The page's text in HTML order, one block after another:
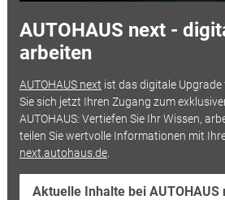
AUTOHAUS next -
arbeiten
AUTOHAUS next ist das digitale
Sie sich jetzt Ihren Zugang zum
AUTOHAUS: Vertiefen Sie Ihr Wissen,
teilen Sie wertvolle Informationen mit
next.autohaus.de.
Aktuelle Inhalte bei AUTOHAUS